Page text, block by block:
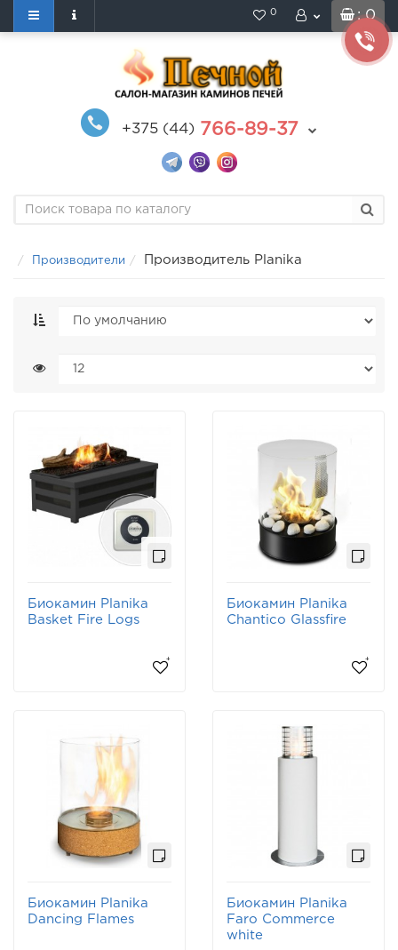
: 0
0
+375 (44) 766-89-37
Производители Производитель Planika
Биокамин Planika
Basket Fire Logs
Биокамин Planika
Chantico Glassfire
Биокамин Planika
Dancing Flames
Биокамин Planika
Faro Commerce
white